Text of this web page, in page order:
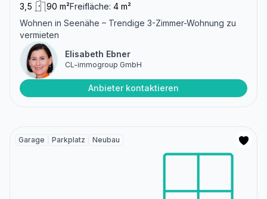
3,5 90 m²Freifläche: 4 m²
Wohnen in Seenähe – Trendige 3-Zimmer-Wohnung zu
vermieten
Elisabeth Ebner
CL-immogroup GmbH
Anbieter kontaktieren
Garage Parkplatz Neubau